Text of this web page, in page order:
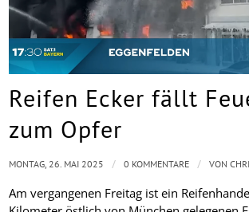
Reifen Ecker fällt
zum Opfer
Am vergangenen Freitag ist ein
MONTAG, 26. MAI 2025 / 0 KOMMENTARE / VON